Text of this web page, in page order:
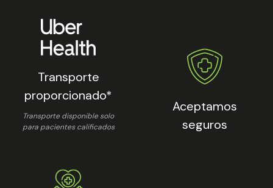
Transporte
proporcionado*
Transporte disponible solo
para pacientes calificados
Aceptamos
seguros